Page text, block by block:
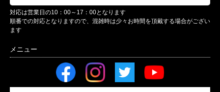
対応は営業日の10：00～17：00となります
順番での対応となりますので、混雑時は少々お時間を頂戴する場合がござい
ます